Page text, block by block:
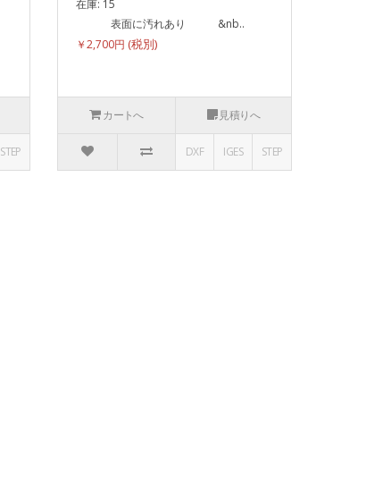
STEP
在庫: 15
表面に汚れあり &nb..
￥2,700円
カートへ 見積りへ
DXF IGES STEP